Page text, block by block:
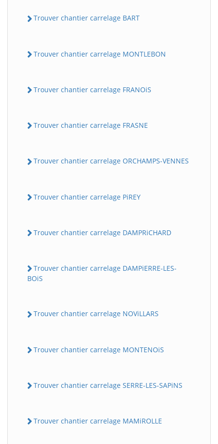
Trouver chantier carrelage BART
Trouver chantier carrelage MONTLEBON
Trouver chantier carrelage FRANOiS
Trouver chantier carrelage FRASNE
Trouver chantier carrelage ORCHAMPS-VENNES
Trouver chantier carrelage PiREY
Trouver chantier carrelage DAMPRiCHARD
Trouver chantier carrelage DAMPiERRE-LES-
BOiS
Trouver chantier carrelage NOViLLARS
Trouver chantier carrelage MONTENOiS
Trouver chantier carrelage SERRE-LES-SAPiNS
Trouver chantier carrelage MAMiROLLE